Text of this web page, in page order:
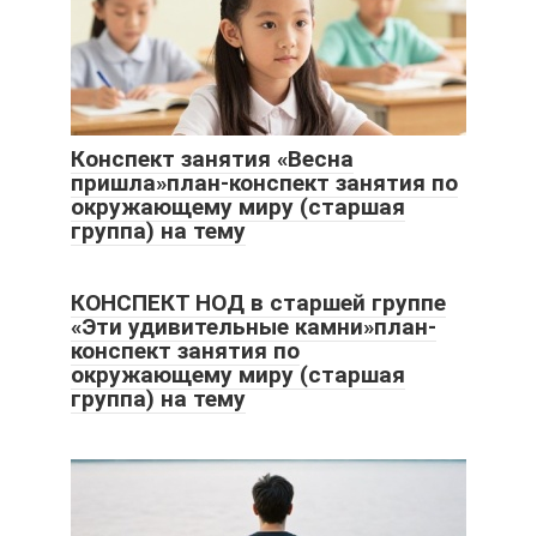
Конспект занятия «Весна
пришла»план-конспект занятия по
окружающему миру (старшая
группа) на тему
КОНСПЕКТ НОД в старшей группе
«Эти удивительные камни»план-
конспект занятия по
окружающему миру (старшая
группа) на тему